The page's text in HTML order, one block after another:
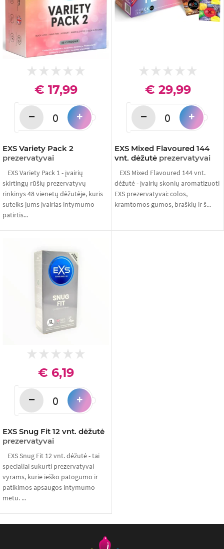
EXS Variety Pack 2
prezervatyvai
€ 17,99
− +
EXS Variety Pack 1 - įvairių
skirtingų rūšių prezervatyvų
rinkinys 48 vienetų dėžutėje, kuris
suteiks jums įvairias intymumo
patirtis...
EXS Mixed Flavoured 144
vnt. dėžutė prezervatyvai
€ 29,99
− +
EXS Mixed Flavoured 144 vnt.
dėžutė - įvairių skonių aromatizuoti
EXS prezervatyvai: colos,
kramtomos gumos, braškių ir š...
EXS Snug Fit 12 vnt. dėžutė
prezervatyvai
€ 6,19
− +
EXS Snug Fit 12 vnt. dėžutė - tai
specialiai sukurti prezervatyvai
vyrams, kurie ieško patogumo ir
patikimos apsaugos intymumo
metu. ...